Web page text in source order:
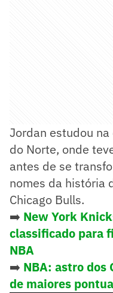
Jordan estudou na
do Norte, onde
antes de se
nomes da história
Chicago Bulls.
➡️ New York
classificado para
NBA
➡️ NBA: astro dos
de maiores